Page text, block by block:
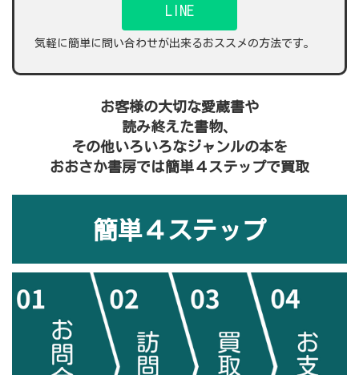
LINE
気軽に簡単に問い合わせが出来るおススメの方法です。
お客様の大切な愛蔵書や
読み終えた書物、
その他いろいろなジャンルの本を
おおさか書房では簡単４ステップで買取
簡単４ステップ